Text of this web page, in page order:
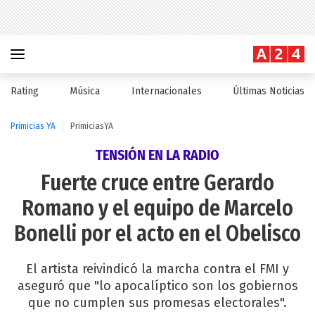
Rating Música Internacionales Últimas Noticias
Primicias YA PrimiciasYA
TENSIÓN EN LA RADIO
Fuerte cruce entre Gerardo
Romano y el equipo de Marcelo
Bonelli por el acto en el Obelisco
El artista reivindicó la marcha contra el FMI y
aseguró que "lo apocalíptico son los gobiernos
que no cumplen sus promesas electorales".